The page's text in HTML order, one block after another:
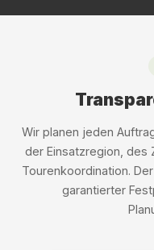
Wir planen jeden
der Einsatzregion, des
Tourenkoordination.
garantierter